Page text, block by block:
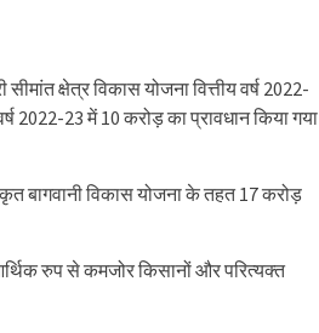
क्षेत्र विकास योजना वित्तीय वर्ष 2022-
2022-23 में 10 करोड़ का प्रावधान किया गया
बागवानी विकास योजना के तहत 17 करोड़
रुप से कमजोर किसानों और परित्यक्त